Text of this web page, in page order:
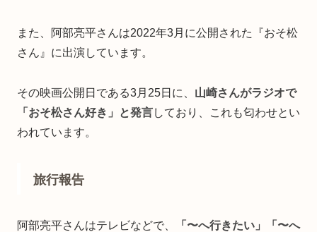
また、阿部亮平さんは2022年3月に公開された『おそ松
さん』に出演しています。
その映画公開日である3月25日に、 山崎さんがラジオで
「おそ松さん好き」と発言しており、これも匂わせとい
われています。
旅行報告
阿部亮平さんはテレビなどで、
「〜へ行きたい」「〜へ